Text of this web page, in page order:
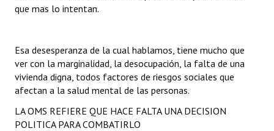
Periodistas Decanos - Registro
Ciudadano Ilustre - Registro
Banca del Vecino - Registro
Huéspedes de Honor - Registro
que mas lo intentan.
Esa desesperanza de la cual hablamos, tiene mucho que
ver con la marginalidad, la desocupación, la falta de una
vivienda digna, todos factores de riesgos sociales que
afectan a la salud mental de las personas.
LA OMS REFIERE QUE HACE FALTA UNA DECISION
POLITICA PARA COMBATIRLO